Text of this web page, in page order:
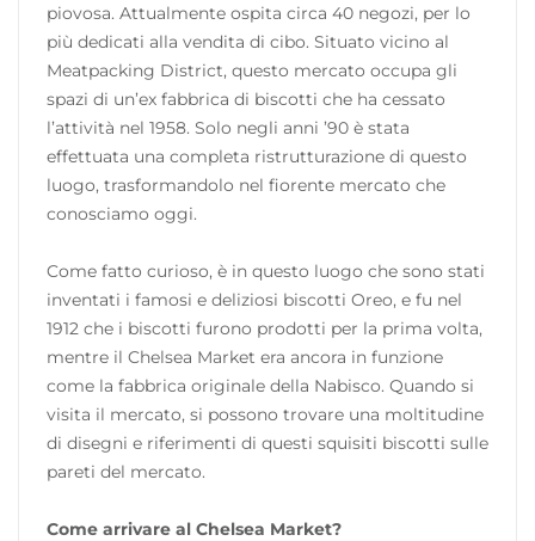
piovosa. Attualmente ospita circa 40 negozi, per lo
più dedicati alla vendita di cibo. Situato vicino al
Meatpacking District, questo mercato occupa gli
spazi di un’ex fabbrica di biscotti che ha cessato
l’attività nel 1958. Solo negli anni ’90 è stata
effettuata una completa ristrutturazione di questo
luogo, trasformandolo nel fiorente mercato che
conosciamo oggi.
Come fatto curioso, è in questo luogo che sono stati
inventati i famosi e deliziosi biscotti Oreo, e fu nel
1912 che i biscotti furono prodotti per la prima volta,
mentre il Chelsea Market era ancora in funzione
come la fabbrica originale della Nabisco. Quando si
visita il mercato, si possono trovare una moltitudine
di disegni e riferimenti di questi squisiti biscotti sulle
pareti del mercato.
Come arrivare al Chelsea Market?